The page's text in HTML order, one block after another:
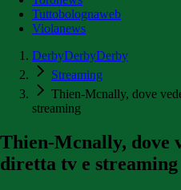
Tuttobolognaweb
Violanews
DerbyDerbyDerby
Streaming
Thien-Mcnally, dove
streaming
Thien-Mcnally, dove
diretta tv e streaming